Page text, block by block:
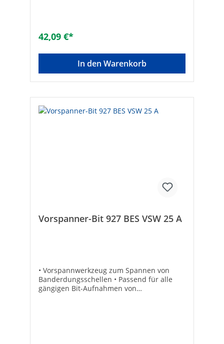
42,09 €*
In den Warenkorb
Vorspanner-Bit 927 BES VSW 25 A
• Vorspannwerkzeug zum Spannen von
Banderdungsschellen • Passend für alle
gängigen Bit-Aufnahmen von